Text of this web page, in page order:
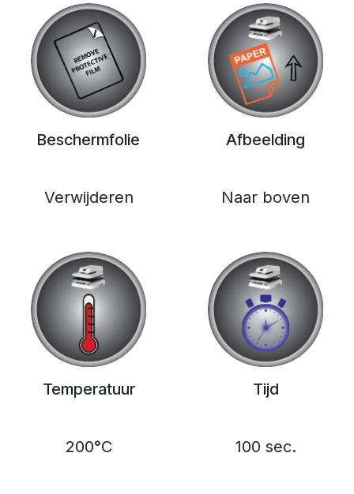
Beschermfolie
Verwijderen
Afbeelding
Naar boven
Temperatuur
200°C
Tijd
100 sec.